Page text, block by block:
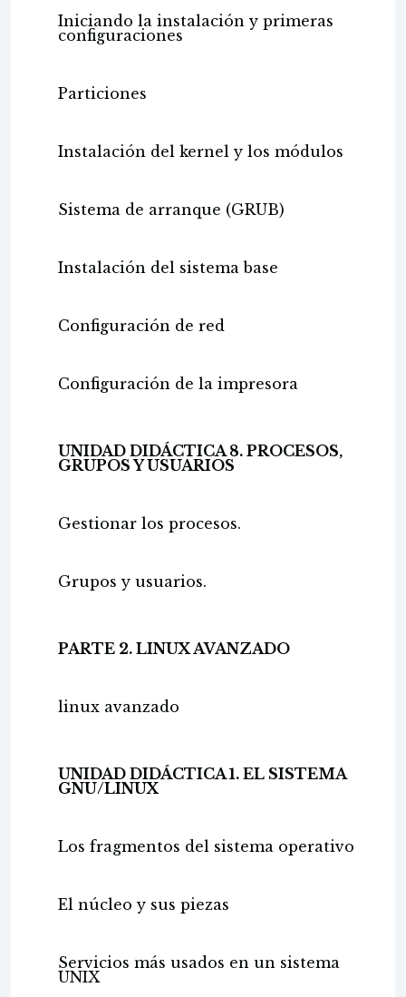
Iniciando la instalación y primeras
configuraciones
Particiones
Instalación del kernel y los módulos
Sistema de arranque (GRUB)
Instalación del sistema base
Configuración de red
Configuración de la impresora
UNIDAD DIDÁCTICA 8. PROCESOS,
GRUPOS Y USUARIOS
Gestionar los procesos.
Grupos y usuarios.
PARTE 2. LINUX AVANZADO
linux avanzado
UNIDAD DIDÁCTICA 1. EL SISTEMA
GNU/LINUX
Los fragmentos del sistema operativo
El núcleo y sus piezas
Servicios más usados en un sistema
UNIX